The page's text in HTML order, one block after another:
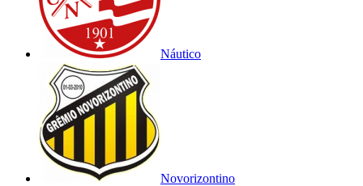
Náutico
Novorizontino